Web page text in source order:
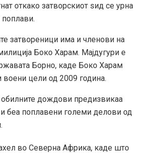
откако затворскиот ѕид се урна
затвореници има и членови на
Боко Харам. Мајдугури е
Борно, каде Боко Харам
воени цели од 2009 година.
дождови предизвикаа
беа поплавени големи делови од
во Северна Африка, каде што